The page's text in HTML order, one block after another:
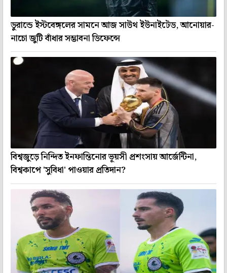
ডুরান্ডে ইস্টবেঙ্গলের সামনে আজ সাউথ ইউনাইটেড, আনোয়ার-
নাচো জুটি বাঁধার সম্ভাবনা ডিফেন্সে
বিশ্বজুড়ে নিন্দিত ইনফান্তিনোর ভূয়সী প্রশংসায় আর্জেন্টিনা,
বিশ্বকাপে 'সুবিধা' পাওয়ার প্রতিদান?